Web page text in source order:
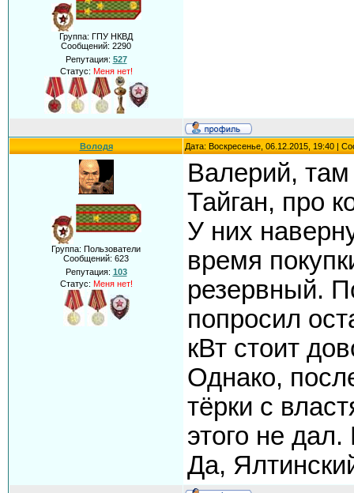
Группа: ГПУ НКВД
Сообщений: 2290
Репутация: 527
Статус: Меня нет!
Володя Дата: Воскресенье, 06.12.2015, 19:40 |
Группа: Пользователи
Сообщений: 623
Репутация: 103
Статус: Меня нет!
Валерий,
Тайган, про
У них
время
резервный.
попросил
кВт стоит
Однако,
тёрки с
этого не
Да,